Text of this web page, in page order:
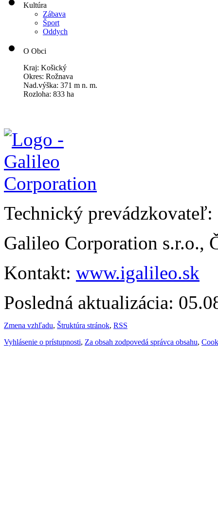
Kultúra
Zábava
Šport
Oddych
O Obci
Kraj: Košický
Okres: Rožnava
Nad.výška: 371 m n. m.
Rozloha: 833 ha
Technický prevádzkovateľ:
Galileo Corporation s.r.o.,
Kontakt: www.igalileo.sk
Posledná aktualizácia:
Zmena vzhľadu, Štruktúra stránok, RSS
Vyhlásenie o prístupnosti, Za obsah zodpovedá správca obsahu,